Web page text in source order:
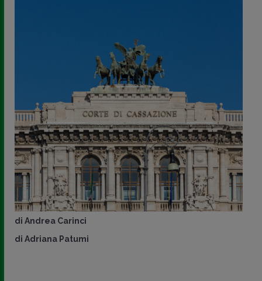
di Andrea Carinci
di Adriana Patumi